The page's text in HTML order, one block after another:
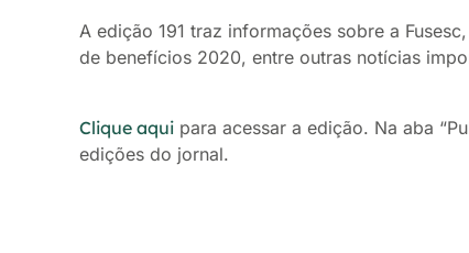
A edição 191 traz informações sobre a
de benefícios 2020, entre outras notícias
Clique aqui para acessar a edição. Na aba
edições do jornal.